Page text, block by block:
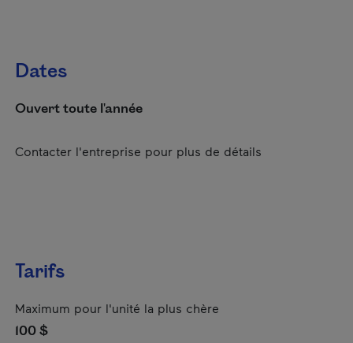
Dates
Ouvert toute l'année
Contacter l'entreprise pour plus de détails
Tarifs
Maximum pour l'unité la plus chère
100 $